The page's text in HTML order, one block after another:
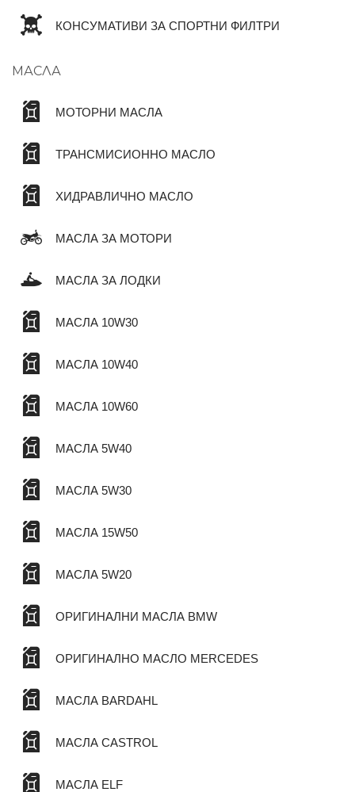
КОНСУМАТИВИ ЗА СПОРТНИ ФИЛТРИ
МАСЛА
МОТОРНИ МАСЛА
ТРАНСМИСИОННО МАСЛО
ХИДРАВЛИЧНО МАСЛО
МАСЛА ЗА МОТОРИ
МАСЛА ЗА ЛОДКИ
МАСЛА 10W30
МАСЛА 10W40
МАСЛА 10W60
МАСЛА 5W40
МАСЛА 5W30
МАСЛА 15W50
МАСЛА 5W20
ОРИГИНАЛНИ МАСЛА BMW
ОРИГИНАЛНО МАСЛО MERCEDES
МАСЛА BARDAHL
МАСЛА CASTROL
МАСЛА ELF